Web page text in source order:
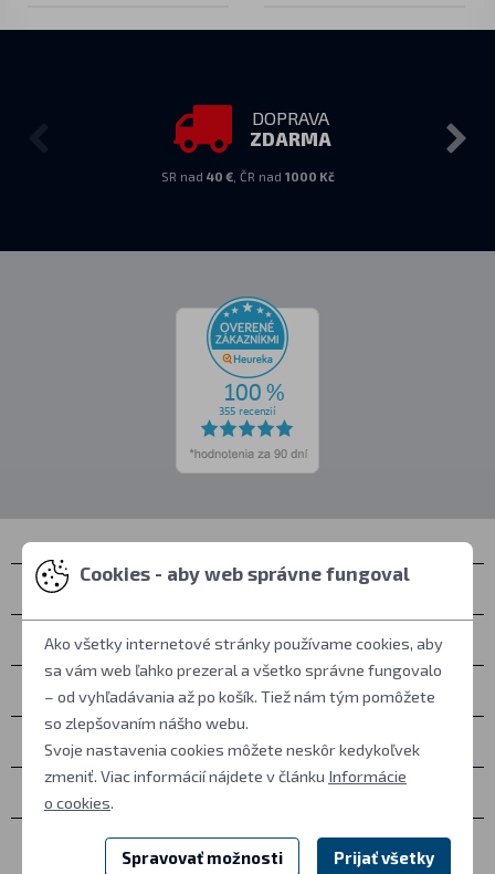
DOPRAVA
ZDARMA
SR nad 40 €, ČR nad 1000 Kč
Kontakty
Zastihnete nás
Všetko o nákupe
Ďalšie informácie
Ostatné
Cookies - aby web správne fungoval
Ako všetky internetové stránky používame cookies, aby
sa vám web ľahko prezeral a všetko správne fungovalo
– od vyhľadávania až po košík. Tiež nám tým pomôžete
so zlepšovaním nášho webu.
Svoje nastavenia cookies môžete neskôr kedykoľvek
zmeniť. Viac informácií nájdete v článku Informácie
o cookies.
Spravovať možnosti Prijať všetky